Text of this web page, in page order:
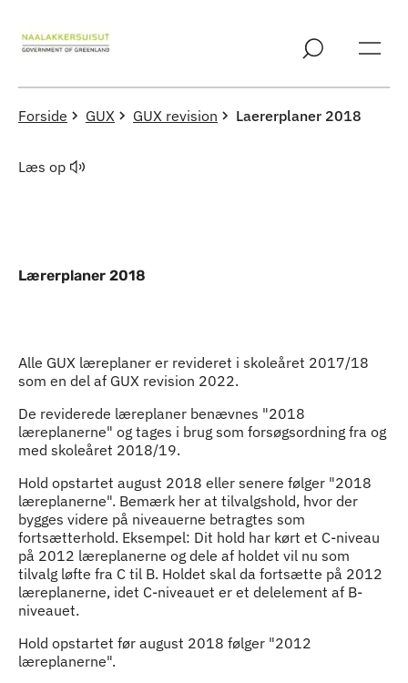
Forside GUX GUX revision Laererplaner 2018
Læs op
Lærerplaner 2018
Indhold
Alle GUX læreplaner er revideret i skoleåret 2017/18
som en del af GUX revision 2022.
De reviderede læreplaner benævnes "2018
læreplanerne" og tages i brug som forsøgsordning fra og
med skoleåret 2018/19.
Hold opstartet august 2018 eller senere følger "2018
læreplanerne". Bemærk her at tilvalgshold, hvor der
bygges videre på niveauerne betragtes som
fortsætterhold. Eksempel: Dit hold har kørt et C-niveau
på 2012 læreplanerne og dele af holdet vil nu som
tilvalg løfte fra C til B. Holdet skal da fortsætte på 2012
læreplanerne, idet C-niveauet er et delelement af B-
niveauet.
Hold opstartet før august 2018 følger "2012
læreplanerne".